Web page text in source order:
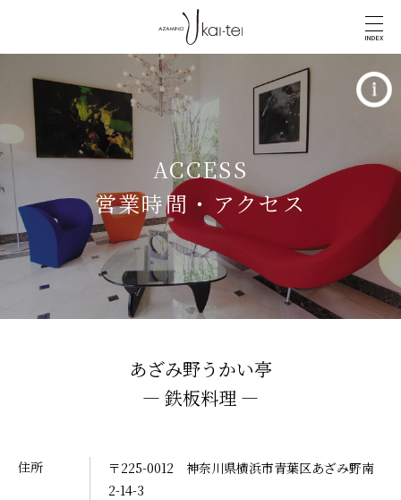
INDEX
ACCESS
営業時間・アクセス
あざみ野うかい亭
― 鉄板料理 ―
住所
〒225-0012 神奈川県横浜市青葉区あざみ野南
2-14-3